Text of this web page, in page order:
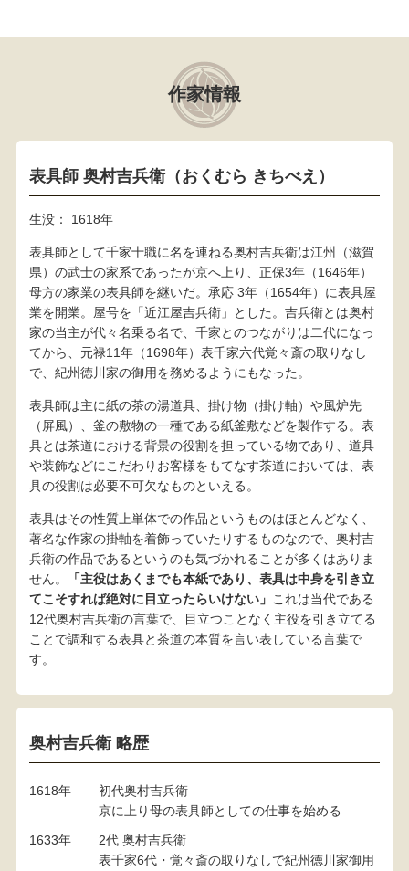
作家情報
表具師 奥村吉兵衛（おくむら きちべえ）
生没： 1618年
表具師として千家十職に名を連ねる奥村吉兵衛は江州（滋賀
県）の武士の家系であったが京へ上り、正保3年（1646年）
母方の家業の表具師を継いだ。承応 3年（1654年）に表具屋
業を開業。屋号を「近江屋吉兵衛」とした。吉兵衛とは奥村
家の当主が代々名乗る名で、千家とのつながりは二代になっ
てから、元禄11年（1698年）表千家六代覚々斎の取りなし
で、紀州徳川家の御用を務めるようにもなった。
表具師は主に紙の茶の湯道具、掛け物（掛け軸）や風炉先
（屏風）、釜の敷物の一種である紙釜敷などを製作する。表
具とは茶道における背景の役割を担っている物であり、道具
や装飾などにこだわりお客様をもてなす茶道においては、表
具の役割は必要不可欠なものといえる。
表具はその性質上単体での作品というものはほとんどなく、
著名な作家の掛軸を着飾っていたりするものなので、奥村吉
兵衛の作品であるというのも気づかれることが多くはありま
せん。
「主役はあくまでも本紙であり、表具は中身を引き立
てこそすれば絶対に目立ったらいけない」 これは当代である
12代奥村吉兵衛の言葉で、目立つことなく主役を引き立てる
ことで調和する表具と茶道の本質を言い表している言葉で
す。
奥村吉兵衛 略歴
1618年
初代奥村吉兵衛
京に上り母の表具師としての仕事を始める
1633年
2代 奥村吉兵衛
表千家6代・覚々斎の取りなしで紀州徳川家御用